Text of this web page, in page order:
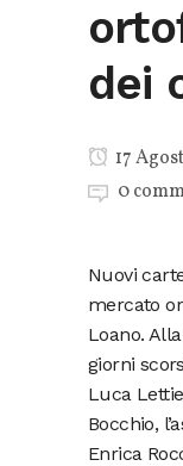
dei
17
0
Nuovi
mercato
Loano.
giorni
Luca
Bocchio,
Enrica